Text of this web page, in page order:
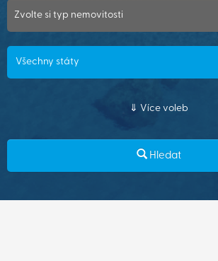
Zvolte si typ nemovitosti
Všechny státy
Více voleb
Hledat